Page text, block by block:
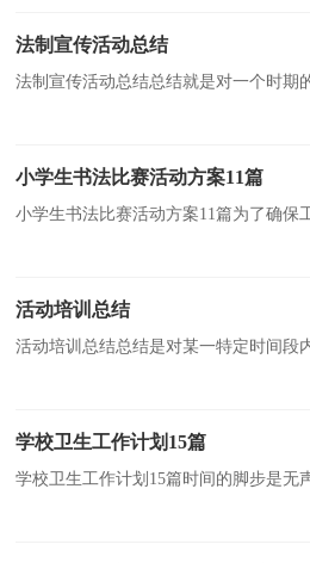
法制宣传活动总结
法制宣传活动总结总结就是对一个时期
行一次全面系统的回顾和分析的书面
小学生书法比赛活动方案11篇
小学生书法比赛活动方案11篇为了确保
要预先制定一份完整的方案，方案属
活动培训总结
活动培训总结总结是对某一特定时间段
况加以回顾和分析的一种书面材料，
学校卫生工作计划15篇
学校卫生工作计划15篇时间的脚步是无
们的工作又将在忙碌中充实着，在喜